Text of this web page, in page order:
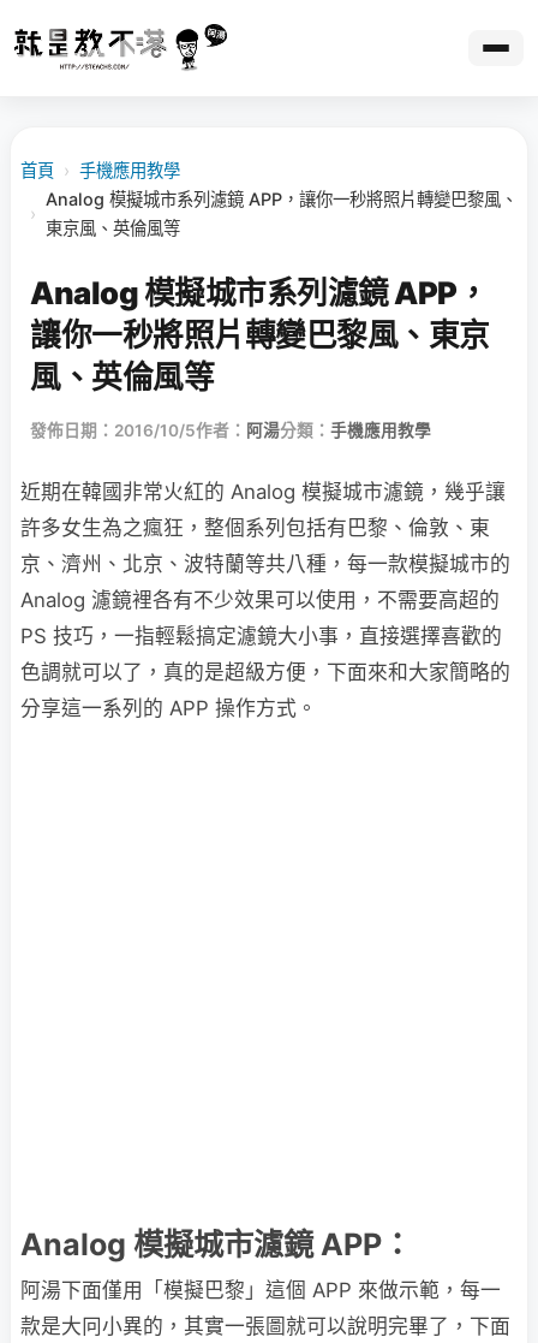
首頁 › 手機應用教學
›
Analog 模擬城市系列濾鏡 APP，讓你一秒將照片轉變巴黎風、
東京風、英倫風等
Analog 模擬城市系列濾鏡 APP，
讓你一秒將照片轉變巴黎風、東京
風、英倫風等
發佈日期：2016/10/5作者： 阿湯分類： 手機應用教學
近期在韓國非常火紅的 Analog 模擬城市濾鏡，幾乎讓
許多女生為之瘋狂，整個系列包括有巴黎、倫敦、東
京、濟州、北京、波特蘭等共八種，每一款模擬城市的
Analog 濾鏡裡各有不少效果可以使用，不需要高超的
PS 技巧，一指輕鬆搞定濾鏡大小事，直接選擇喜歡的
色調就可以了，真的是超級方便，下面來和大家簡略的
分享這一系列的 APP 操作方式。
Analog 模擬城市濾鏡 APP：
阿湯下面僅用「模擬巴黎」這個 APP 來做示範，每一
款是大冋小異的，其實一張圖就可以說明完畢了，下面